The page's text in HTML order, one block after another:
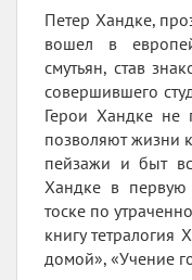
Петер Хандке,
вошел в
смутьян, став
совершившего
Герои Хандке не
позволяют жизни
пейзажи и быт
Хандке в
тоске по
книгу
домой», «Учение